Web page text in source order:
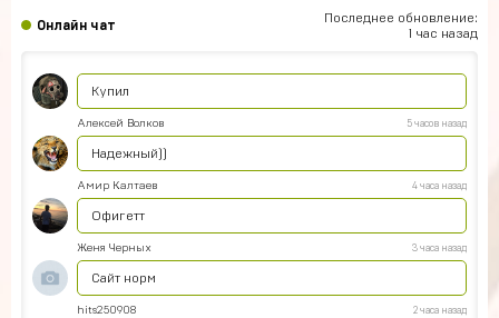
Онлайн чат
Последнее обновление:
1 час назад
Привет
Купил
Алексей Волков 5 часов назад
Надежный))
Амир Калтаев 4 часа назад
Офигетт
Женя Черных 3 часа назад
Сайт норм
hits250908 2 часа назад